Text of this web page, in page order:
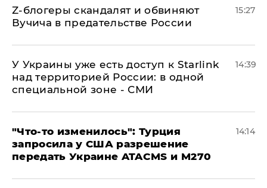
Z-блогеры скандалят и обвиняют
Вучича в предательстве России
15:27
У Украины уже есть доступ к Starlink
над территорией России: в одной
специальной зоне - СМИ
14:39
​"Что-то изменилось": Турция
запросила у США разрешение
передать Украине ATACMS и M270
14:14